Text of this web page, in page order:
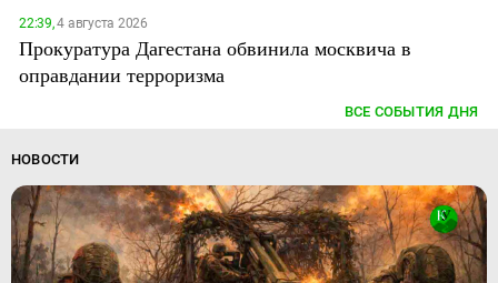
22:39,4 августа 2026
Прокуратура Дагестана обвинила москвича в
оправдании терроризма
ВСЕ СОБЫТИЯ ДНЯ
НОВОСТИ